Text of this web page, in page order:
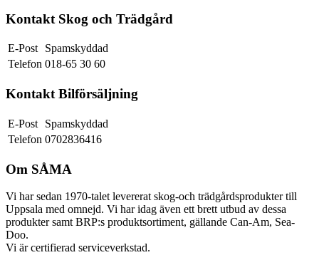
Kontakt Skog och Trädgård
E-Post
Spamskyddad
Telefon 018-65 30 60
Kontakt Bilförsäljning
E-Post
Spamskyddad
Telefon 0702836416
Om SÅMA
Vi har sedan 1970-talet levererat skog-och trädgårdsprodukter till
Uppsala med omnejd. Vi har idag även ett brett utbud av dessa
produkter samt BRP:s produktsortiment, gällande Can-Am, Sea-
Doo.
Vi är certifierad serviceverkstad.